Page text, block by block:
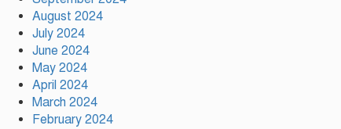
গান, রেকর্ড সম্পন্ন
August 2024
July 2024
June 2024
May 2024
April 2024
March 2024
February 2024